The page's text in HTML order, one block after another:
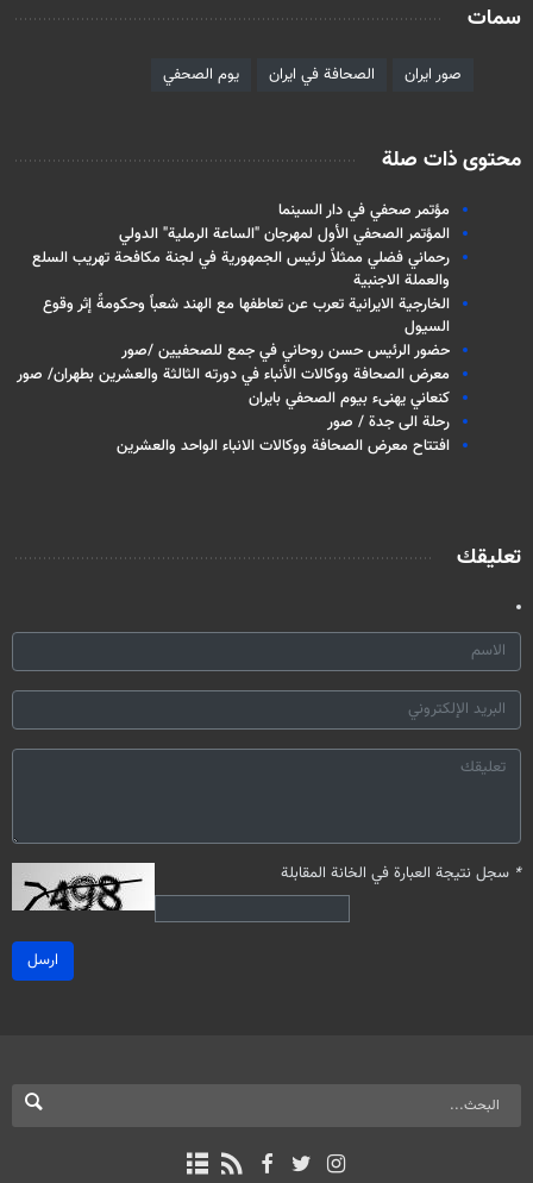
سمات
صور ايران الصحافة في ايران يوم الصحفي
محتوى ذات صلة
مؤتمر صحفي في دار السينما
المؤتمر الصحفي الأول لمهرجان "الساعة الرملية" الدولي
رحماني فضلي ممثلاً لرئيس الجمهورية في لجنة مكافحة تهريب السلع
والعملة الاجنبية
الخارجية الايرانية تعرب عن تعاطفها مع الهند شعباً وحكومةً إثر وقوع
السيول
حضور الرئيس حسن روحاني في جمع للصحفيين /صور
معرض الصحافة ووكالات الأنباء في دورته الثالثة والعشرين بطهران/ صور
كنعاني يهنىء بيوم الصحفي بايران
رحلة الى جدة / صور
افتتاح معرض الصحافة ووكالات الانباء الواحد والعشرين
تعليقك
* سجل نتيجة العبارة في الخانة المقابلة
ارسل